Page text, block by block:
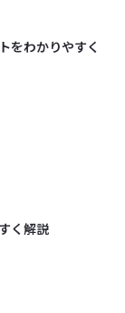
をわかりやすく
く解説